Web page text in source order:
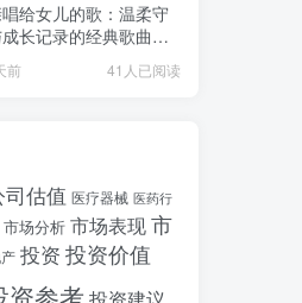
给女儿的歌：温柔守
长记录的经典歌曲推
前 41人已阅读
司估值 医疗器械 医药行
市场分析 市场表现市
投资 投资价值